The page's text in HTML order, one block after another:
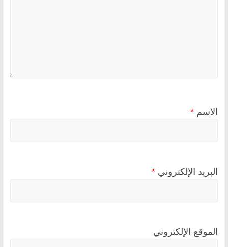
الاسم *
البريد الإلكتروني *
الموقع الإلكتروني